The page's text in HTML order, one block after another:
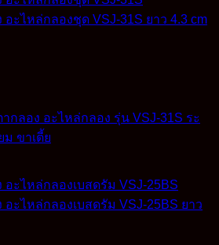
กลอง อะไหล่กลอง รุ่น VSJ-31S ระ
ม ขาเตี้ย